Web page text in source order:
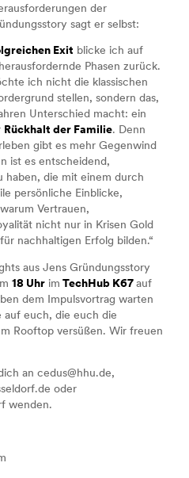
der
sagt er selbst:
Exit blicke ich auf
Phasen zurück.
ich nicht die klassischen
stellen, sondern das,
Unterschied macht: ein
Rückhalt der Familie. Denn
gibt es mehr Gegenwind
ist es entscheidend,
haben, die mit einem durch
persönliche Einblicke,
Vertrauen,
nicht nur in Krisen Gold
nachhaltigen Erfolg bilden.“
aus Jens Gründungsstory
18 Uhr im TechHub K67 auf
dem Impulsvortrag warten
auf euch, die euch die
Rooftop versüßen. Wir freuen
an cedus@hhu.de,
oder
wenden.